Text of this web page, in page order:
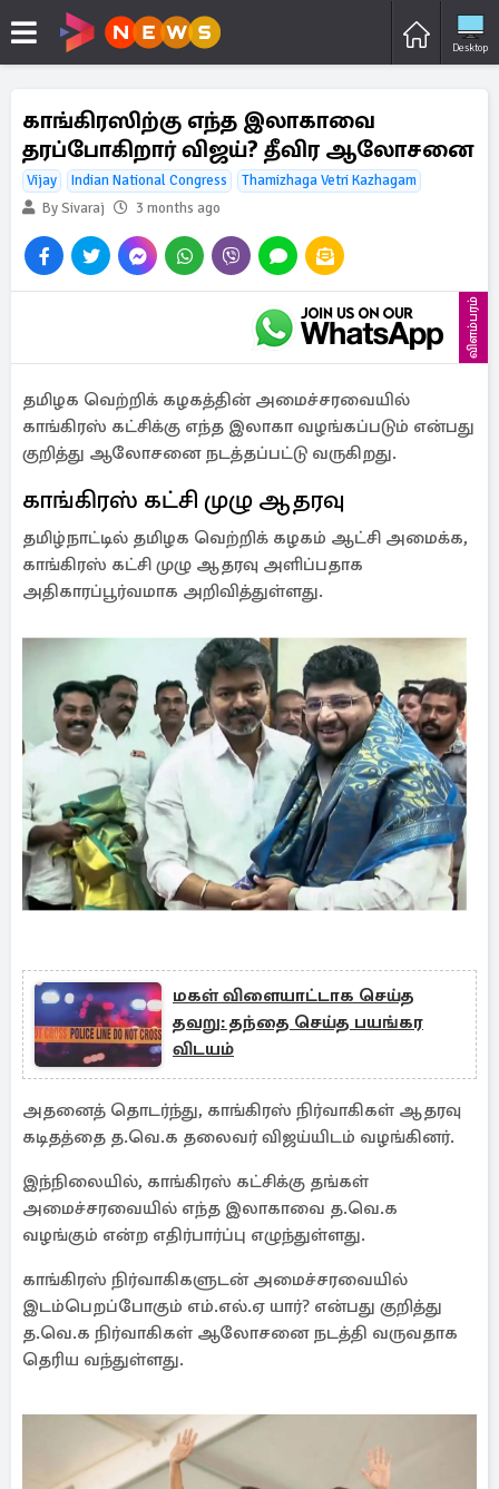
Desktop
காங்கிரஸிற்கு எந்த இலாகாவை
தரப்போகிறார் விஜய்? தீவிர ஆலோசனை
Vijay Indian National Congress
Thamizhaga Vetri Kazhagam
By Sivaraj
3 months ago
விளம்பரம்
தமிழக வெற்றிக் கழகத்தின் அமைச்சரவையில்
காங்கிரஸ் கட்சிக்கு எந்த இலாகா வழங்கப்படும் என்பது
குறித்து ஆலோசனை நடத்தப்பட்டு வருகிறது.
காங்கிரஸ் கட்சி முழு ஆதரவு
தமிழ்நாட்டில் தமிழக வெற்றிக் கழகம் ஆட்சி அமைக்க,
காங்கிரஸ் கட்சி முழு ஆதரவு அளிப்பதாக
அதிகாரப்பூர்வமாக அறிவித்துள்ளது.
மகள் விளையாட்டாக செய்த
தவறு: தந்தை செய்த பயங்கர
விடயம்
அதனைத் தொடர்ந்து, காங்கிரஸ் நிர்வாகிகள் ஆதரவு
கடிதத்தை த.வெ.க தலைவர் விஜய்யிடம் வழங்கினர்.
இந்நிலையில், காங்கிரஸ் கட்சிக்கு தங்கள்
அமைச்சரவையில் எந்த இலாகாவை த.வெ.க
வழங்கும் என்ற எதிர்பார்ப்பு எழுந்துள்ளது.
காங்கிரஸ் நிர்வாகிகளுடன் அமைச்சரவையில்
இடம்பெறப்போகும் எம்.எல்.ஏ யார்? என்பது குறித்து
த.வெ.க நிர்வாகிகள் ஆலோசனை நடத்தி வருவதாக
தெரிய வந்துள்ளது.